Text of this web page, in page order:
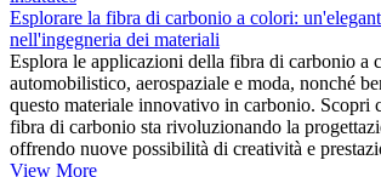
Esplorare la fibra di carbonio a colori:
nell'ingegneria dei materiali
Esplora le applicazioni della fibra di carbonio a
automobilistico, aerospaziale e moda, nonché
questo materiale innovativo in carbonio. Scopri
fibra di carbonio sta rivoluzionando la
offrendo nuove possibilità di creatività e
View More